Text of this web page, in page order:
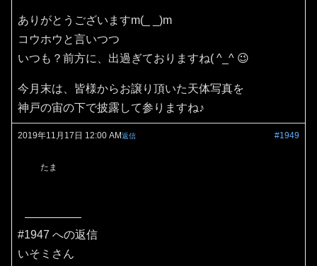
ありがとうございますm(_ _)m
コウホウと言いつつ
いつも？前方に、出過ぎておりますね( ^_^ 😉
今月末は、皆様からお譲り頂いた天体写真を
神戸の宙の下で披露して参りますね♪
2019年11月17日 12:00 AM #1949
返信
たま
#1947 への返信
いそミさん